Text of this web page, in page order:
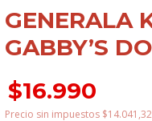
GENERALA
GABBY’S
$16.990
Precio sin impuestos $14.041,32